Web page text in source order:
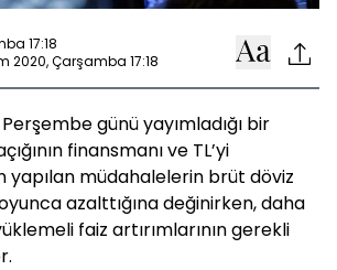
17:18
2020, Çarşamba 17:18
günü yayımladığı bir
finansmanı ve TL’yi
yapılan müdahalelerin brüt döviz
azalttığına değinirken, daha
faiz artırımlarının gerekli